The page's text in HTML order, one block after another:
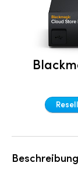
Techn. Daten
Austria
Brazil
Denmark
France
Beschreibung